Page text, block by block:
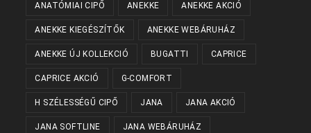
ANATÓMIAI CIPŐ ANEKKE ANEKKE AKCIÓ
ANEKKE KIEGÉSZÍTŐK ANEKKE WEBÁRUHÁZ
ANEKKE ÚJ KOLLEKCIÓ BUGATTI CAPRICE
CAPRICE AKCIÓ G-COMFORT
H SZÉLESSÉGŰ CIPŐ JANA JANA AKCIÓ
JANA SOFTLINE JANA WEBÁRUHÁZ